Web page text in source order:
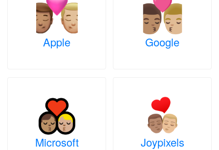
Apple Google
Microsoft Joypixels